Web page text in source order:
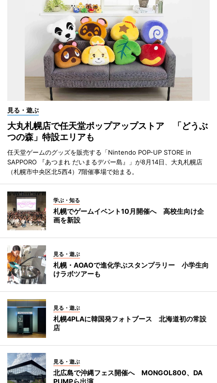
見る・遊ぶ
大丸札幌店で任天堂ポップアップストア 「どうぶ
つの森」特設エリアも
任天堂ゲームのグッズを販売する「Nintendo POP-UP STORE in
SAPPORO 『あつまれ だいまるデパー島』」が8月14日、大丸札幌店
（札幌市中央区北5西4）7階催事場で始まる。
学ぶ・知る
札幌でゲームイベント10月開催へ 高校生向け企
画を新設
見る・遊ぶ
札幌・AOAOで進化学ぶスタンプラリー 小学生向
けラボツアーも
見る・遊ぶ
札幌4PLAに韓国発フォトブース 北海道初の常設
店
見る・遊ぶ
北広島で沖縄フェス開催へ MONGOL800、DA